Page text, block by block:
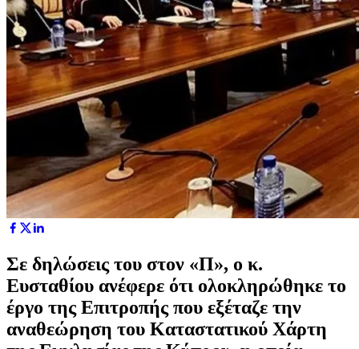
Σε δηλώσεις του στον «Π», ο κ.
Ευσταθίου ανέφερε ότι ολοκληρώθηκε το
έργο της Επιτροπής που εξέταζε την
αναθεώρηση του Καταστατικού Χάρτη